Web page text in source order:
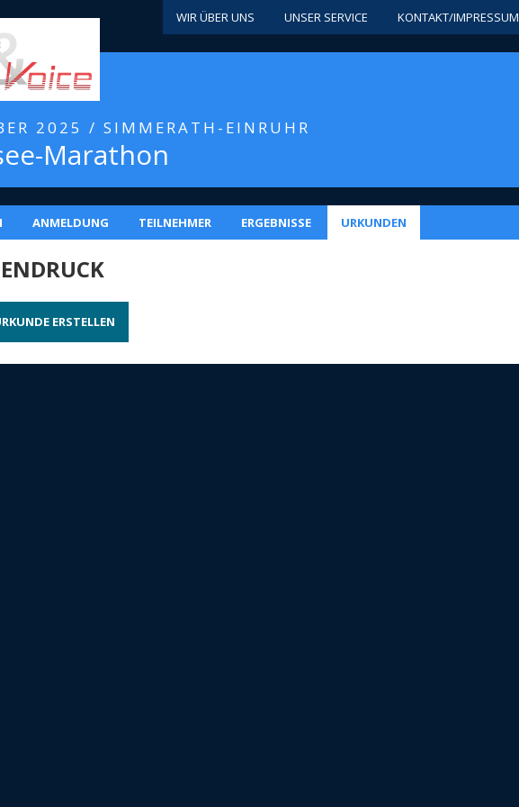
WIR ÜBER UNS UNSER SERVICE KONTAKT/IMPRESSUM
2025 / SIMMERATH-EINRUHR
Marathon
ANMELDUNG TEILNEHMER ERGEBNISSE URKUNDEN
ERSTELLEN